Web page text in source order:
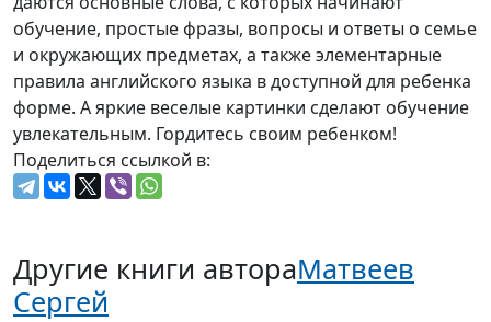
обучение, простые фразы, вопросы и ответы о семье
и окружающих предметах, а также элементарные
правила английского языка в доступной для ребенка
форме. А яркие веселые картинки сделают обучение
увлекательным. Гордитесь своим ребенком!
Поделиться ссылкой в:
Другие книги автораМатвеев
Сергей